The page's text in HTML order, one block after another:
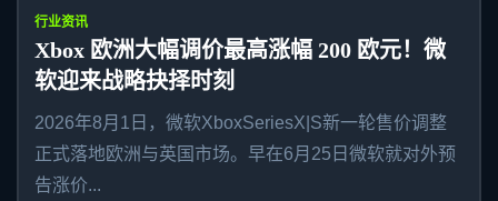
行业资讯
Xbox 欧洲大幅调价最高涨幅 200 欧元！微
软迎来战略抉择时刻
2026年8月1日，微软XboxSeriesX|S新一轮售价调整
正式落地欧洲与英国市场。早在6月25日微软就对外预
告涨价...